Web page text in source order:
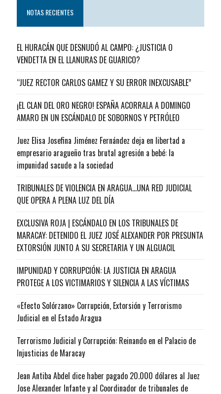
NOTAS RECIENTES
EL HURACÁN QUE DESNUDÓ AL CAMPO: ¿JUSTICIA O
VENDETTA EN EL LLANURAS DE GUARICO?
“JUEZ RECTOR CARLOS GAMEZ Y SU ERROR INEXCUSABLE”
¡EL CLAN DEL ORO NEGRO! ESPAÑA ACORRALA A DOMINGO
AMARO EN UN ESCÁNDALO DE SOBORNOS Y PETRÓLEO
Juez Elisa Josefina Jiménez Fernández deja en libertad a
empresario aragueño tras brutal agresión a bebé: la
impunidad sacude a la sociedad
TRIBUNALES DE VIOLENCIA EN ARAGUA…UNA RED JUDICIAL
QUE OPERA A PLENA LUZ DEL DÍA
EXCLUSIVA ROJA | ESCÁNDALO EN LOS TRIBUNALES DE
MARACAY: DETENIDO EL JUEZ JOSÉ ALEXANDER POR PRESUNTA
EXTORSIÓN JUNTO A SU SECRETARIA Y UN ALGUACIL
IMPUNIDAD Y CORRUPCIÓN: LA JUSTICIA EN ARAGUA
PROTEGE A LOS VICTIMARIOS Y SILENCIA A LAS VÍCTIMAS
«Efecto Solórzano» Corrupción, Extorsión y Terrorismo
Judicial en el Estado Aragua
Terrorismo Judicial y Corrupción: Reinando en el Palacio de
Injusticias de Maracay
Jean Antiba Abdel dice haber pagado 20.000 dólares al Juez
Jose Alexander Infante y al Coordinador de tribunales de